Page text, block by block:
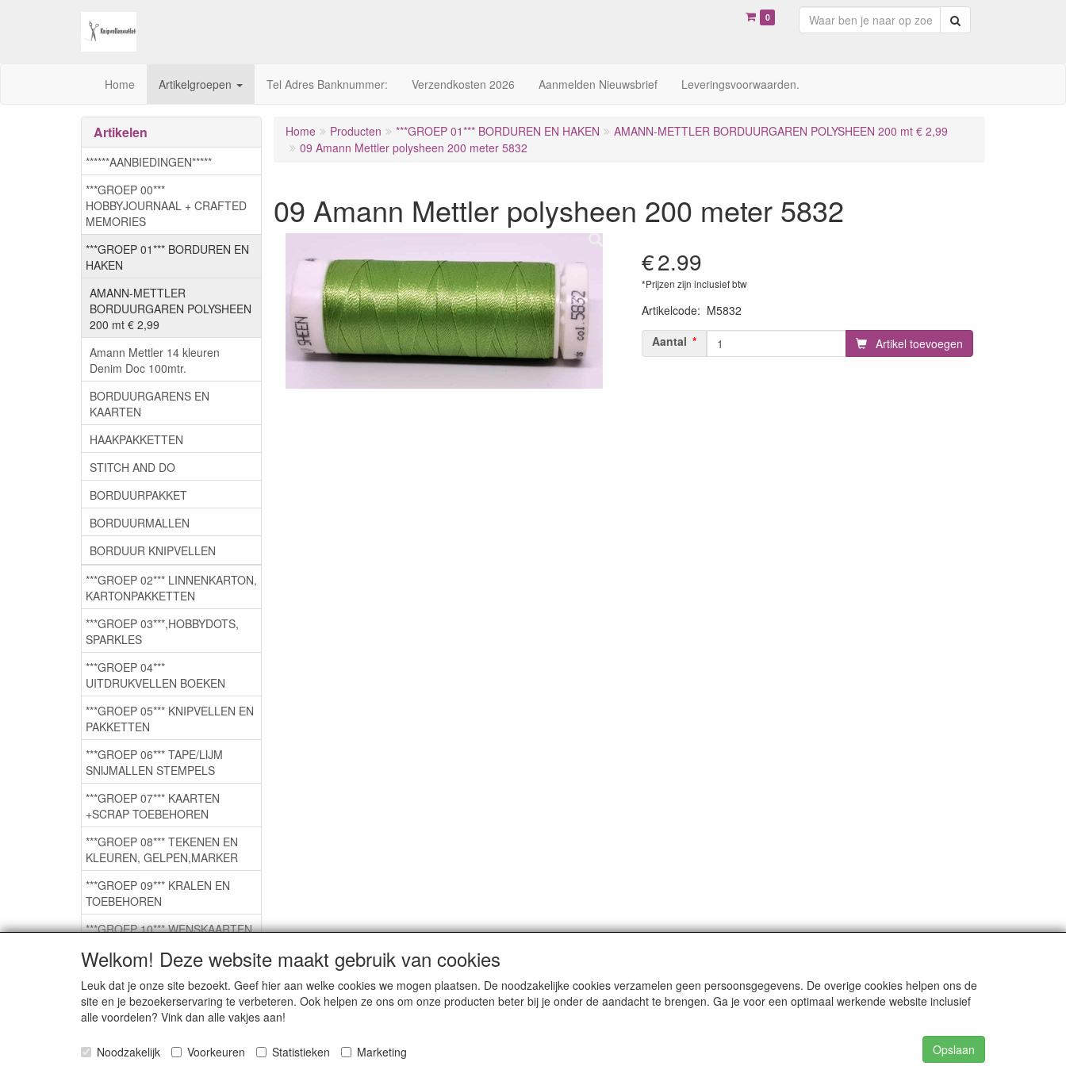
Welkom! Deze website maakt gebruik van cookies
Leuk dat je onze site bezoekt. Geef hier aan welke cookies we mogen plaatsen. De noodzakelijke cookies verzamelen geen persoonsgegevens. De overige cookies helpen ons de
site en je bezoekerservaring te verbeteren. Ook helpen ze ons om onze producten beter bij je onder de aandacht te brengen. Ga je voor een optimaal werkende website inclusief
alle voordelen? Vink dan alle vakjes aan!
Noodzakelijk Voorkeuren Statistieken Marketing Opslaan
0
Home Artikelgroepen Tel Adres Banknummer: Verzendkosten 2026 Aanmelden Nieuwsbrief Leveringsvoorwaarden.
Home Producten ***GROEP 01*** BORDUREN EN HAKEN
AMANN-METTLER BORDUURGAREN POLYSHEEN 200 mt € 2,99
09 Amann Mettler polysheen 200 meter 5832
09 Amann Mettler polysheen 200 meter 5832
€2.99
*Prijzen zijn inclusief btw
Artikelcode: M5832
Aantal
Artikel toevoegen
Artikelen
******AANBIEDINGEN*****
***GROEP 00***
HOBBYJOURNAAL + CRAFTED
MEMORIES
***GROEP 01*** BORDUREN EN
HAKEN
AMANN-METTLER
BORDUURGAREN POLYSHEEN
200 mt € 2,99
Amann Mettler 14 kleuren
Denim Doc 100mtr.
BORDUURGARENS EN
KAARTEN
HAAKPAKKETTEN
STITCH AND DO
BORDUURPAKKET
BORDUURMALLEN
BORDUUR KNIPVELLEN
***GROEP 02*** LINNENKARTON,
KARTONPAKKETTEN
***GROEP 03***,HOBBYDOTS,
SPARKLES
***GROEP 04***
UITDRUKVELLEN BOEKEN
***GROEP 05*** KNIPVELLEN EN
PAKKETTEN
***GROEP 06*** TAPE/LIJM
SNIJMALLEN STEMPELS
***GROEP 07*** KAARTEN
+SCRAP TOEBEHOREN
***GROEP 08*** TEKENEN EN
KLEUREN, GELPEN,MARKER
***GROEP 09*** KRALEN EN
TOEBEHOREN
***GROEP 10*** WENSKAARTEN
Service
Artikelgroepen